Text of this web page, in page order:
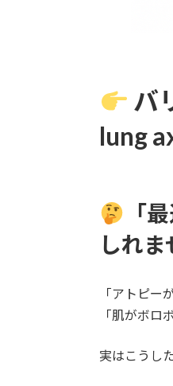
バ
lung
「
しれま
「アトピー
「肌がボロ
実はこうし